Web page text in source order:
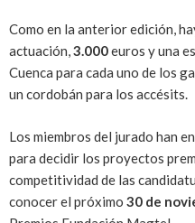
Como en la anterior edición,
actuación,3.000euros y una
Cuenca para cada uno de los
un cordobán para los accésits.
Los miembros del jurado han
para decidir los proyectos
competitividad de las
conocer el próximo 30 de